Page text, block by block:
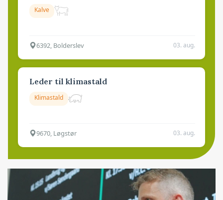
Kalve
6392, Bolderslev 03. aug.
Leder til klimastald
Klimastald
9670, Løgstør 03. aug.